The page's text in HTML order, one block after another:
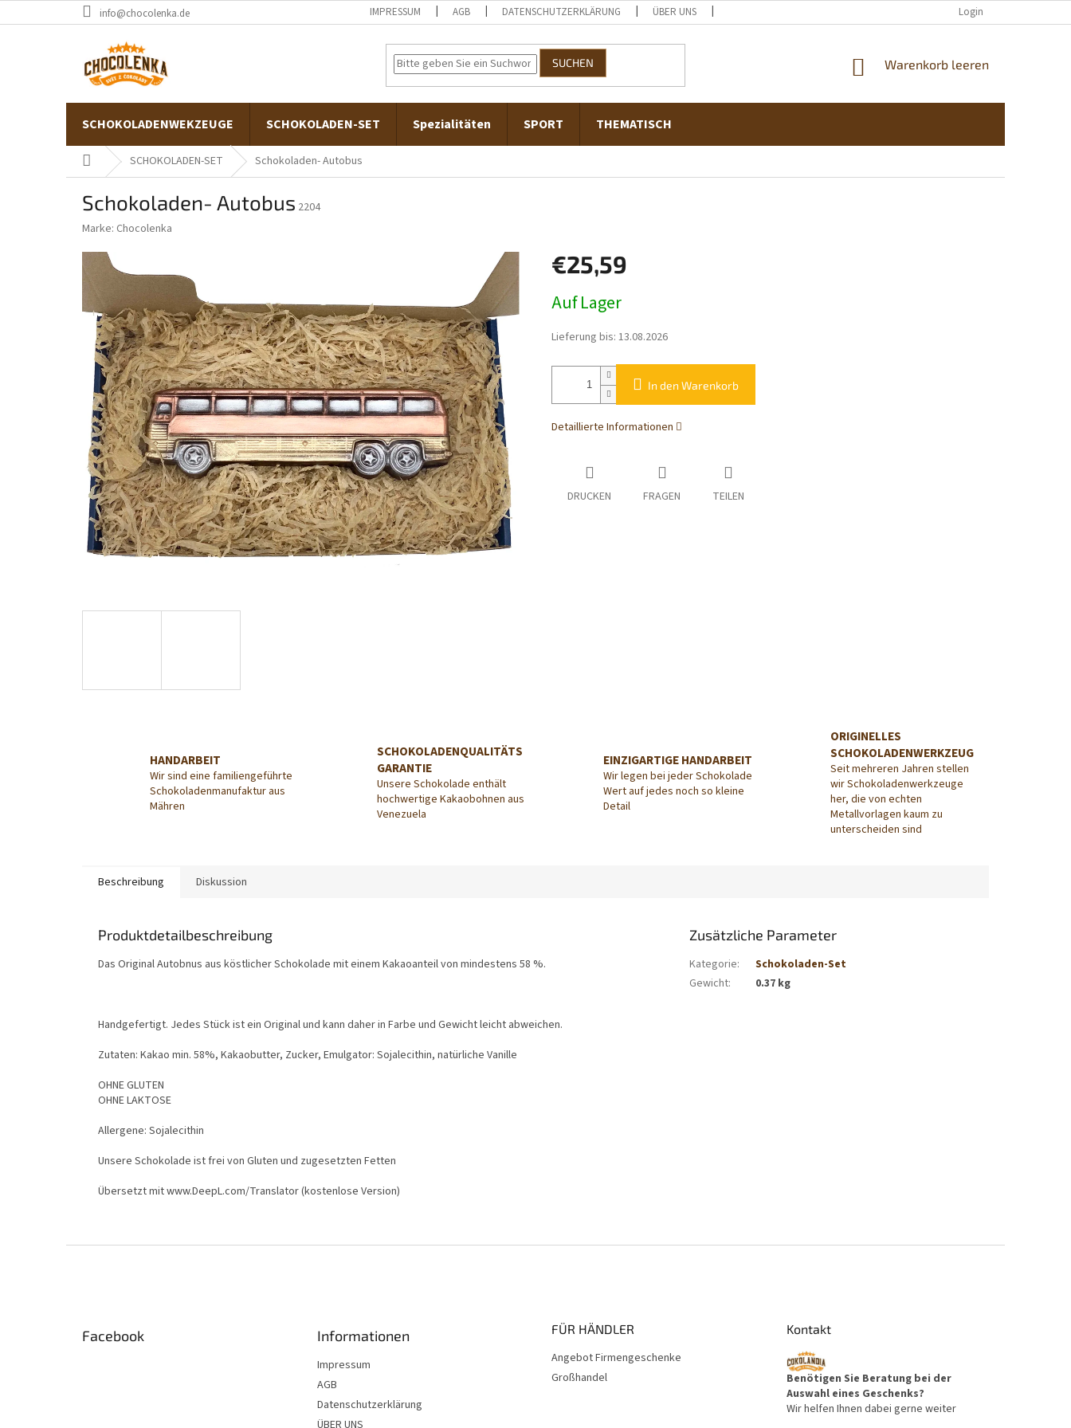
Inhalt
info@chocolenka.de IMPRESSUM AGB DATENSCHUTZERKLÄRUNG ÜBER UNS Login
SUCHEN WARENKORB
Warenkorb leeren
SCHOKOLADENWEKZEUGE SCHOKOLADEN-SET Spezialitäten SPORT THEMATISCH
StartseiteSCHOKOLADEN-SET Schokoladen- Autobus
Schokoladen- Autobus 2204
Marke: Chocolenka
€25,59
Auf Lager
Lieferung bis: 13.08.2026
In den Warenkorb
Detaillierte Informationen
DRUCKEN FRAGEN TEILEN
HANDARBEIT
Wir sind eine familiengeführte
Schokoladenmanufaktur aus
Mähren
SCHOKOLADENQUALITÄTS
GARANTIE
Unsere Schokolade enthält
hochwertige Kakaobohnen aus
Venezuela
EINZIGARTIGE HANDARBEIT
Wir legen bei jeder Schokolade
Wert auf jedes noch so kleine
Detail
ORIGINELLES
SCHOKOLADENWERKZEUG
Seit mehreren Jahren stellen
wir Schokoladenwerkzeuge
her, die von echten
Metallvorlagen kaum zu
unterscheiden sind
Beschreibung Diskussion
Produktdetailbeschreibung
Das Original Autobnus aus köstlicher Schokolade mit einem Kakaoanteil von mindestens 58 %.
Handgefertigt. Jedes Stück ist ein Original und kann daher in Farbe und Gewicht leicht abweichen.
Zutaten: Kakao min. 58%, Kakaobutter, Zucker, Emulgator: Sojalecithin, natürliche Vanille
OHNE GLUTEN
OHNE LAKTOSE
Allergene: Sojalecithin
Unsere Schokolade ist frei von Gluten und zugesetzten Fetten
Übersetzt mit www.DeepL.com/Translator (kostenlose Version)
Zusätzliche Parameter
Kategorie:
Schokoladen-Set
Gewicht: 0.37 kg
Facebook Informationen
Impressum
AGB
Datenschutzerklärung
FÜR HÄNDLER
Angebot Firmengeschenke
Großhandel
Kontakt
Benötigen Sie Beratung bei der
Auswahl eines Geschenks?
Wir helfen Ihnen dabei gerne weiter